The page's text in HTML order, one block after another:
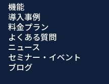
機能
導入事例
料金プラン
よくある質問
ニュース
セミナー・イベント
ブログ